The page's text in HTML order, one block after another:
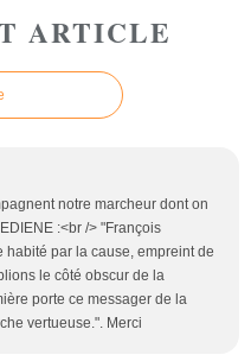
ARTICLE
notre marcheur dont on
:<br /> "François
par la cause, empreint de
le côté obscur de la
porte ce messager de la
vertueuse.". Merci